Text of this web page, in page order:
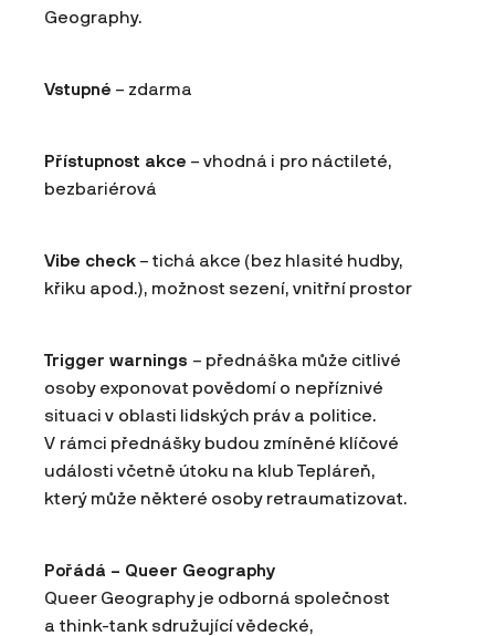
Geography.
Vstupné – zdarma
Přístupnost akce – vhodná i pro náctileté,
bezbariérová
Vibe check – tichá akce (bez hlasité hudby,
křiku apod.), možnost sezení, vnitřní prostor
Trigger warnings – přednáška může citlivé
osoby exponovat povědomí o nepříznivé
situaci v oblasti lidských práv a politice.
V rámci přednášky budou zmíněné klíčové
události včetně útoku na klub Tepláreň,
který může některé osoby retraumatizovat.
Pořádá – Queer Geography
Queer Geography je odborná společnost
a think-tank sdružující vědecké,